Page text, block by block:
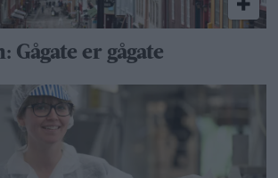
er gågate